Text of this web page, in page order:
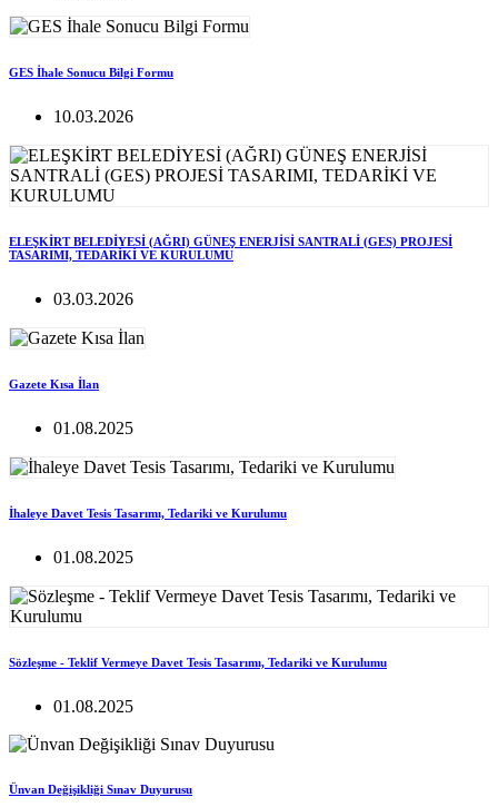
GES İhale Sonucu Bilgi Formu
10.03.2026
ELEŞKİRT BELEDİYESİ (AĞRI) GÜNEŞ ENERJİSİ SANTRALİ (GES) PROJESİ
TASARIMI, TEDARİKİ VE KURULUMU
03.03.2026
Gazete Kısa İlan
01.08.2025
İhaleye Davet Tesis Tasarımı, Tedariki ve Kurulumu
01.08.2025
Sözleşme - Teklif Vermeye Davet Tesis Tasarımı, Tedariki ve Kurulumu
01.08.2025
Ünvan Değişikliği Sınav Duyurusu